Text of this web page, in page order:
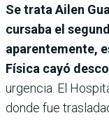
Se trata Ailen
cursaba el
aparentemente,
Física cayó
urgencia. El
donde fue